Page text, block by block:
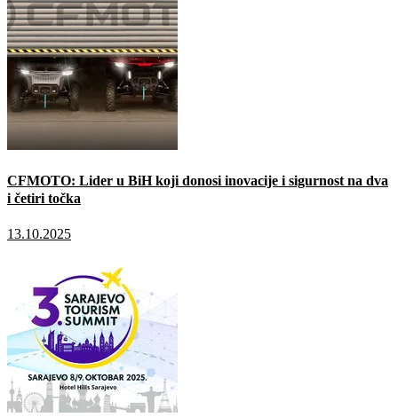
CFMOTO: Lider u BiH koji donosi inovacije i sigurnost na dva
i četiri točka
13.10.2025